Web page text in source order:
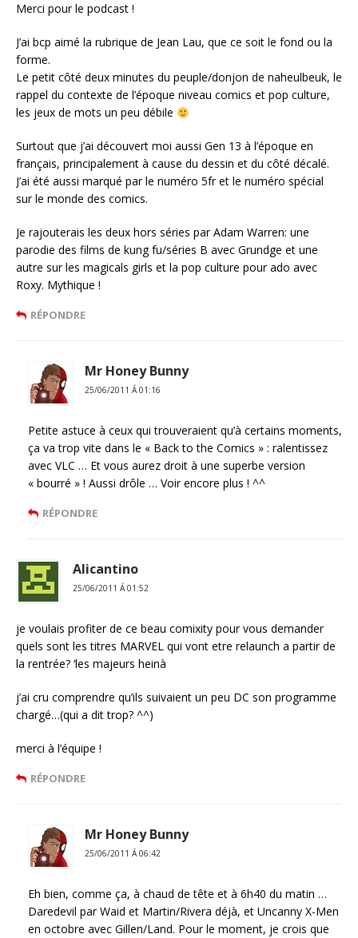
Merci pour le podcast !
J’ai bcp aimé la rubrique de Jean Lau, que ce soit le fond ou la
forme.
Le petit côté deux minutes du peuple/donjon de naheulbeuk, le
rappel du contexte de l’époque niveau comics et pop culture,
les jeux de mots un peu débile
Surtout que j’ai découvert moi aussi Gen 13 à l’époque en
français, principalement à cause du dessin et du côté décalé.
J’ai été aussi marqué par le numéro 5fr et le numéro spécial
sur le monde des comics.
Je rajouterais les deux hors séries par Adam Warren: une
parodie des films de kung fu/séries B avec Grundge et une
autre sur les magicals girls et la pop culture pour ado avec
Roxy. Mythique !
RÉPONDRE
Mr Honey Bunny
25/06/2011 Á 01:16
Petite astuce à ceux qui trouveraient qu’à certains moments,
ça va trop vite dans le « Back to the Comics » : ralentissez
avec VLC … Et vous aurez droit à une superbe version
« bourré » ! Aussi drôle … Voir encore plus ! ^^
RÉPONDRE
Alicantino
25/06/2011 Á 01:52
je voulais profiter de ce beau comixity pour vous demander
quels sont les titres MARVEL qui vont etre relaunch a partir de
la rentrée? ‘les majeurs heinà
j’ai cru comprendre qu’ils suivaient un peu DC son programme
chargé…(qui a dit trop? ^^)
merci à l’équipe !
RÉPONDRE
Mr Honey Bunny
25/06/2011 Á 06:42
Eh bien, comme ça, à chaud de tête et à 6h40 du matin …
Daredevil par Waid et Martin/Rivera déjà, et Uncanny X-Men
en octobre avec Gillen/Land. Pour le moment, je crois que